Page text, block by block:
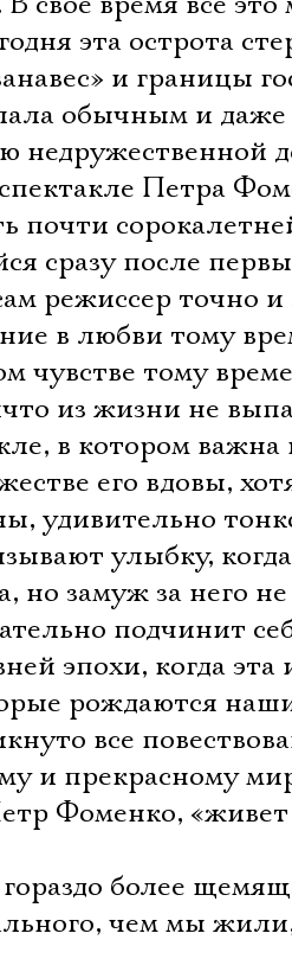
эта острота
и границы
обычным и
недружественной
Петра
почти
сразу после
режиссер точно
в любви тому
чувстве тому
из жизни не
в котором важна
его вдовы,
удивительно
улыбку,
но замуж за него
подчинит
эпохи, когда эта
рождаются
все
и прекрасному
Фоменко,
более
чем мы